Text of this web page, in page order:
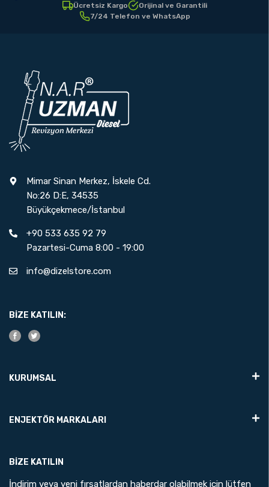
Ücretsiz Kargo
Orijinal ve Garantili
7/24 Telefon ve WhatsApp
Mimar Sinan Merkez, İskele Cd.
No:26 D:E, 34535
Büyükçekmece/İstanbul
+90 533 635 92 79
Pazartesi-Cuma 8:00 - 19:00
info@dizelstore.com
BIZE KATILIN:
KURUMSAL
ENJEKTÖR MARKALARI
BIZE KATILIN
İndirim veya yeni fırsatlardan haberdar olabilmek için lütfen
Su an cevrimici